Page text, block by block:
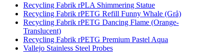
Recycling Fabrik rPLA Shimmering Statue
Recycling Fabrik rPETG Refill Funny Whale (Grå)
Recycling Fabrik rPETG Dancing Flame (Orange-
Translucent)
Recycling Fabrik rPETG Premium Pastel Aqua
Vallejo Stainless Steel Probes